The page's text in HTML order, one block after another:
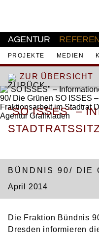
AGENTUR
PROJEKTE MEDIEN
ZUR ÜBERSICHT
"SO ISSES" –
BÜNDNIS 90/ DIE
April 2014
Die Fraktion Bündnis
Dresden informieren